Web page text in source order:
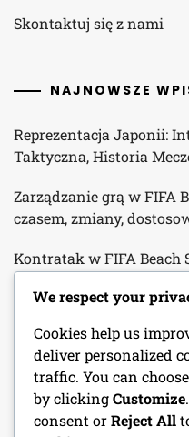
Skontaktuj się z nami
NAJNOWSZE
Reprezentacja Japonii:
Taktyczna, Historia
Zarządzanie grą w FIFA
czasem, zmiany,
Kontratak w FIFA Beach
wykorzystywanie
Plażowej 2024: Techniki
Metryki wydajności
Wpływowi trenerzy w
2024: Filozofie
We respect your
Cookies help us
deliver personalized
traffic. You can
by clickingCustomize
consent orReject All